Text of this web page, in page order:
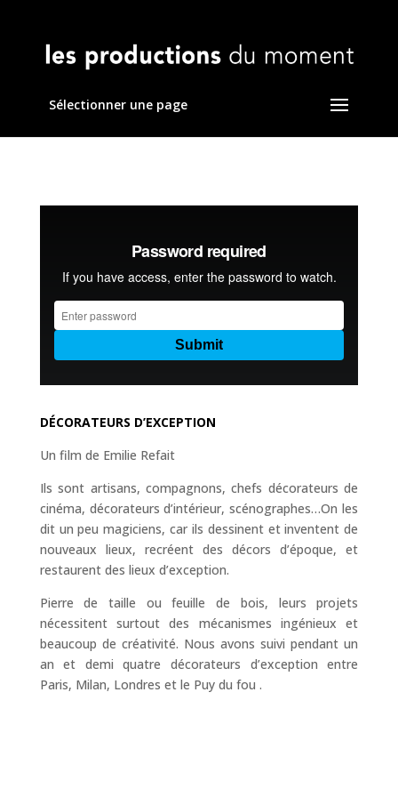
Sélectionner une page
DÉCORATEURS D’EXCEPTION
Un film de Emilie Refait
Ils sont artisans, compagnons, chefs décorateurs de
cinéma, décorateurs d’intérieur, scénographes…On les
dit un peu magiciens, car ils dessinent et inventent de
nouveaux lieux, recréent des décors d’époque, et
restaurent des lieux d’exception.
Pierre de taille ou feuille de bois, leurs projets
nécessitent surtout des mécanismes ingénieux et
beaucoup de créativité. Nous avons suivi pendant un
an et demi quatre décorateurs d’exception entre
Paris, Milan, Londres et le Puy du fou .